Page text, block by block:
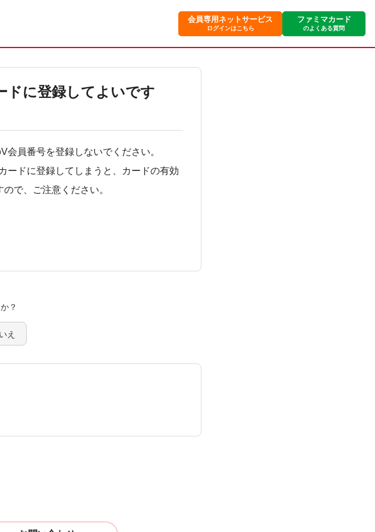
会員専用ネットサービス
ログインはこちら
ファミマカード
のよくある質問
ドに登録してよいです
員番号を登録しないでください。
ードに登録してしまうと、カードの有効
で、ご注意ください。
え